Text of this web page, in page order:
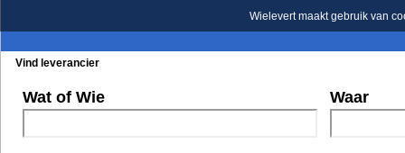
Wielevert maakt gebruik van
Vind leverancier
Wat of Wie Waar